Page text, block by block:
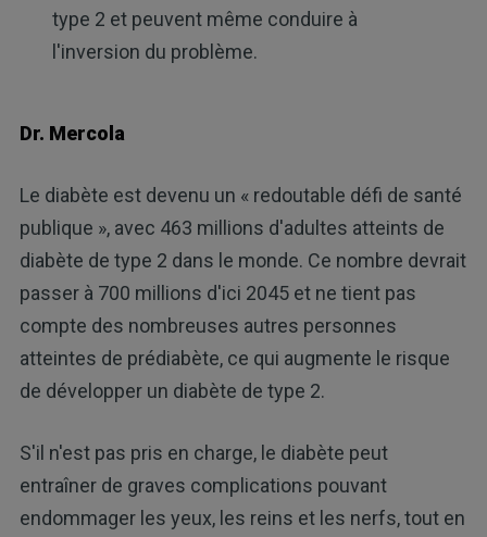
type 2 et peuvent même conduire à
l'inversion du problème.
Dr. Mercola
Le diabète est devenu un « redoutable défi de santé
publique », avec 463 millions d'adultes atteints de
diabète de type 2 dans le monde. Ce nombre devrait
passer à 700 millions d'ici 2045 et ne tient pas
compte des nombreuses autres personnes
atteintes de prédiabète, ce qui augmente le risque
de développer un diabète de type 2.
S'il n'est pas pris en charge, le diabète peut
entraîner de graves complications pouvant
endommager les yeux, les reins et les nerfs, tout en